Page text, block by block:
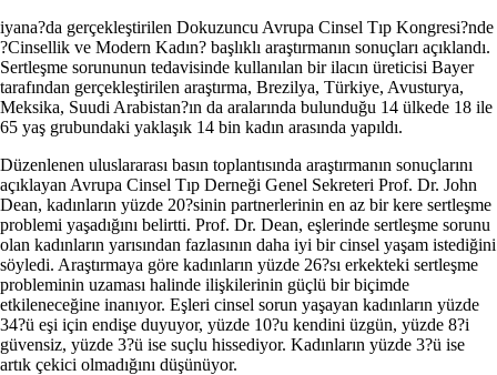
iyana?da gerçekleştirilen Dokuzuncu Avrupa Cinsel Tıp Kongresi?nde
?Cinsellik ve Modern Kadın? başlıklı araştırmanın sonuçları açıklandı.
Sertleşme sorununun tedavisinde kullanılan bir ilacın üreticisi Bayer
tarafından gerçekleştirilen araştırma, Brezilya, Türkiye, Avusturya,
Meksika, Suudi Arabistan?ın da aralarında bulunduğu 14 ülkede 18 ile
65 yaş grubundaki yaklaşık 14 bin kadın arasında yapıldı.
Düzenlenen uluslararası basın toplantısında araştırmanın sonuçlarını
açıklayan Avrupa Cinsel Tıp Derneği Genel Sekreteri Prof. Dr. John
Dean, kadınların yüzde 20?sinin partnerlerinin en az bir kere sertleşme
problemi yaşadığını belirtti. Prof. Dr. Dean, eşlerinde sertleşme sorunu
olan kadınların yarısından fazlasının daha iyi bir cinsel yaşam istediğini
söyledi. Araştırmaya göre kadınların yüzde 26?sı erkekteki sertleşme
probleminin uzaması halinde ilişkilerinin güçlü bir biçimde
etkileneceğine inanıyor. Eşleri cinsel sorun yaşayan kadınların yüzde
34?ü eşi için endişe duyuyor, yüzde 10?u kendini üzgün, yüzde 8?i
güvensiz, yüzde 3?ü ise suçlu hissediyor. Kadınların yüzde 3?ü ise
artık çekici olmadığını düşünüyor.